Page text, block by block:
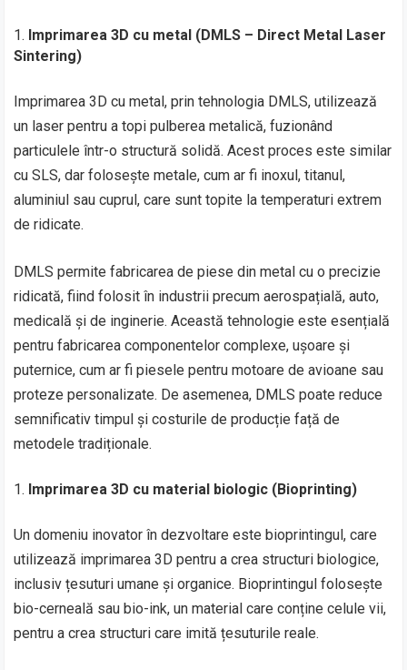
Imprimarea 3D cu metal (DMLS – Direct Metal Laser
Sintering)
Imprimarea 3D cu metal, prin tehnologia DMLS, utilizează
un laser pentru a topi pulberea metalică, fuzionând
particulele într-o structură solidă. Acest proces este similar
cu SLS, dar folosește metale, cum ar fi inoxul, titanul,
aluminiul sau cuprul, care sunt topite la temperaturi extrem
de ridicate.
DMLS permite fabricarea de piese din metal cu o precizie
ridicată, fiind folosit în industrii precum aerospațială, auto,
medicală și de inginerie. Această tehnologie este esențială
pentru fabricarea componentelor complexe, ușoare și
puternice, cum ar fi piesele pentru motoare de avioane sau
proteze personalizate. De asemenea, DMLS poate reduce
semnificativ timpul și costurile de producție față de
metodele tradiționale.
Imprimarea 3D cu material biologic (Bioprinting)
Un domeniu inovator în dezvoltare este bioprintingul, care
utilizează imprimarea 3D pentru a crea structuri biologice,
inclusiv țesuturi umane și organice. Bioprintingul folosește
bio-cerneală sau bio-ink, un material care conține celule vii,
pentru a crea structuri care imită țesuturile reale.